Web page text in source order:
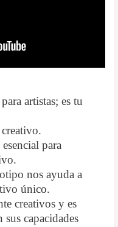
artistas; es tu
para
nos ayuda a
único.
creativos y es
capacidades